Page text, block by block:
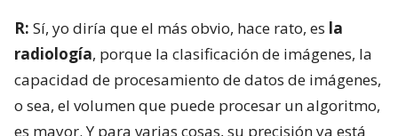
R: Sí, yo diría que el más obvio, hace rato, es la
radiología, porque la clasificación de imágenes, la
capacidad de procesamiento de datos de imágenes,
o sea, el volumen que puede procesar un algoritmo,
es mayor. Y para varias cosas, su precisión ya está